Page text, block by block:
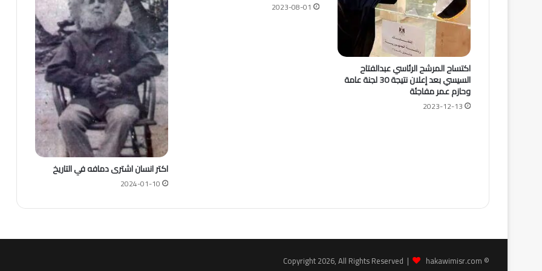
اكتساح المرشح الرئاسي عبدالفتاح
السيسي بعد إعلان نتيجة 30 لجنة عامة
وحازم عمر مفاجئة
2023-12-13
2023-08-01
اكتر انسان اشترى دمافه في التاريخ
2024-01-10
© Copyright 2026, All Rights Reserved |
hakawimisr.com